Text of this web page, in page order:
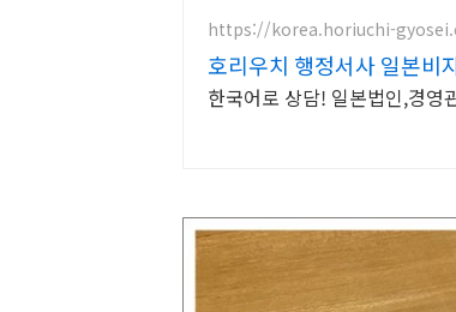
https://korea.horiuchi-
호리우치 행정서사 일본비
한국어로 상담! 일본법인,경영